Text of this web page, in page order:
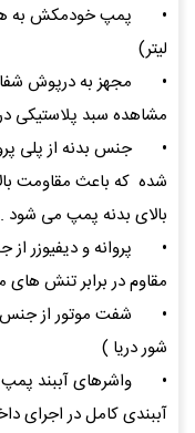
•
پمپ خودمکش به
لیتر)
•
مجهز به درپوش
مشاهده سبد
•
جنس بدنه از پلی
شده که باعث مقاومت
بالای بدنه پمپ می شود .
•
پروانه و دیفیوزر
مقاوم در برابر تنش
•
شور دریا )
•
واشرهای آببند
آببندی کامل در اجرای